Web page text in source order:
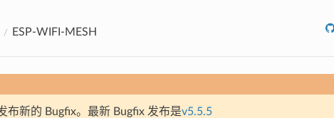
ESP-WIFI-MESH
布新的 Bugfix。最新 Bugfix 发布是v5.5.5